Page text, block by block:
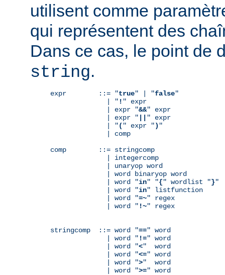
utilisent comme
qui représentent des
Dans ce cas, le point de
string.
expr        ::= "true" | "false"
              | "
! " expr
              | expr "
&&" expr
              | expr "
" expr
              | "
( " expr ") "
              | comp
comp        ::= stringcomp
              | integercomp
              | unaryop word
              | word binaryop word
              | word "
in" "{" wordlist "}"
              | word "
in" listfunction
              | word "
=~" regex
              | word "
!~" regex
stringcomp  ::= word "==" word
              | word "
!=" word
              | word "
<"  word
              | word "
<=" word
              | word "
>"  word
              | word "
>=" word